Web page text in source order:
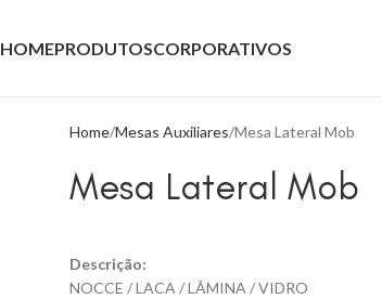
HOMEPRODUTOSCORPORATIVOS
Home Mesas Auxiliares Mesa Lateral Mob
Mesa Lateral Mob
Descrição:
NOCCE / LACA / LÂMINA / VIDRO